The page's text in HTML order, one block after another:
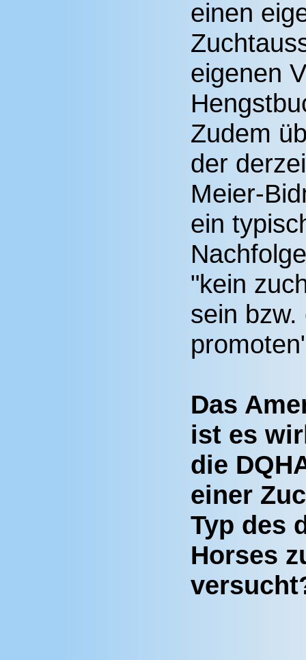
einen
eigenen
Zudem
der
Meier-
ein
"kein
sein
Das
ist es
die
einer
Typ des
Horses